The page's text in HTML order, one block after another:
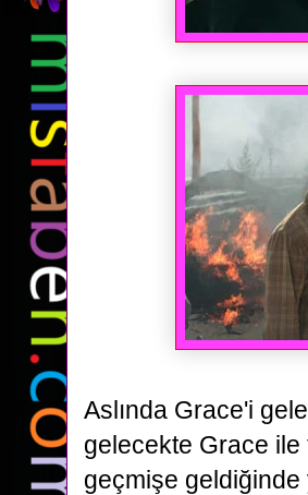
Aslında Grace'i
gelecekte Grace ile
geçmişe